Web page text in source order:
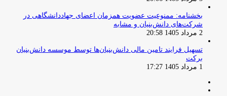
بخشنامه: ممنوعیت عضویت همزمان اعضای جهاددانشگاهی در
شرکت‌های دانش‌بنیان و مشابه
2 مرداد 1405 20:58
تسهیل فرایند تامین مالی دانش‌بنیان‌ها توسط موسسه دانش‌بنیان
برکت
1 مرداد 1405 17:27